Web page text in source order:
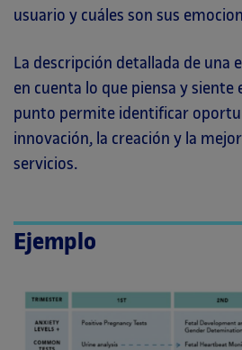
usuario y cuáles son sus
La descripción detallada de una
en cuenta lo que piensa y siente
punto permite identificar
innovación, la creación y la
servicios.
Ejemplo